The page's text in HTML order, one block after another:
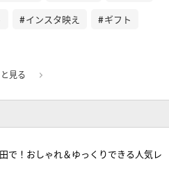
インスタ映え ギフト
見る
で！おしゃれ＆ゆっくりできる人気レ